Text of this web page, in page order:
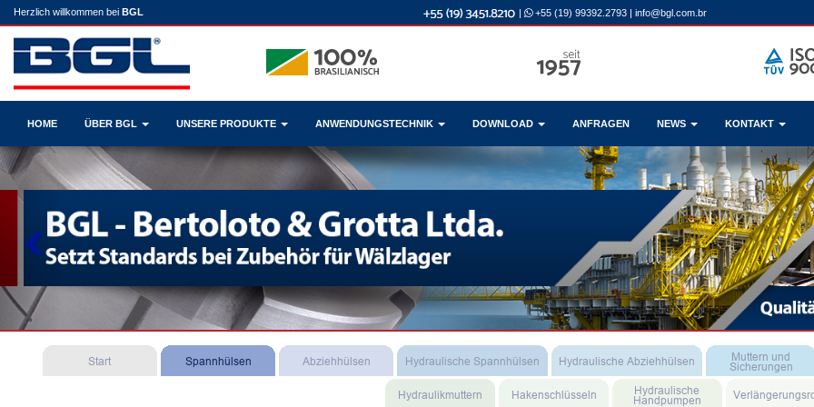
Herzlich willkommen bei BGL | +55 (19) 99392.2793 | info@bgl.com.br
HOME ÜBER BGL UNSERE PRODUKTE ANWENDUNGSTECHNIK DOWNLOAD ANFRAGEN NEWS KONTAKT
Previous